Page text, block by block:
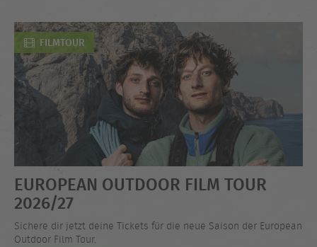
FILMTOUR
EUROPEAN OUTDOOR FILM TOUR
2026/27
Sichere dir jetzt deine Tickets für die neue Saison der European
Outdoor Film Tour.